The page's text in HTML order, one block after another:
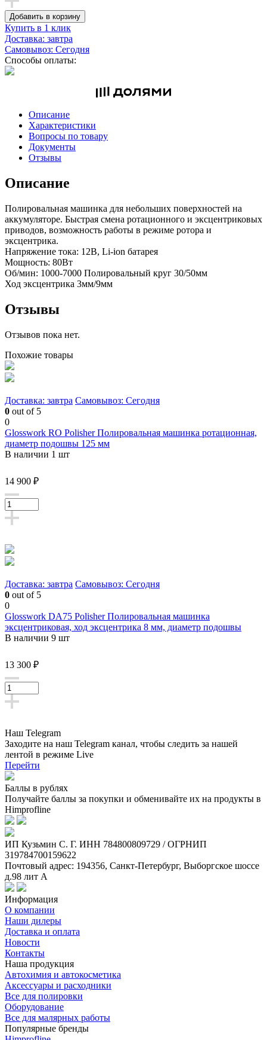
Добавить в корзину
Купить в 1 клик
Доставка: завтра
Самовывоз: Сегодня
Способы оплаты:
Описание
Характеристики
Вопросы по товару
Документы
Отзывы
Описание
Полировальная машинка для небольших поверхностей на
аккумуляторе. Быстрая смена ротационного и эксцентриковых
приводов, возможность работы в режиме ротора и
эксцентрика.
Напряжение тока: 12В, Li-ion батарея
Мощность: 80Вт
Об/мин: 1000-7000 Полировальный круг 30/50мм
Ход эксцентрика 3мм/9мм
Отзывы
Отзывов пока нет.
Похожие товары
Доставка: завтра Самовывоз: Сегодня
0 out of 5
0
Glosswork RO Polisher Полировальная машинка ротационная,
диаметр подошвы 125 мм
В наличии 1 шт
14 900 ₽
Доставка: завтра Самовывоз: Сегодня
0 out of 5
0
Glosswork DA75 Polisher Полировальная машинка
эксцентриковая, ход эксцентрика 8 мм, диаметр подошвы
В наличии 9 шт
13 300 ₽
Наш Telegram
Заходите на наш Telegram канал, чтобы следить за нашей
лентой в режиме Live
Перейти
Баллы в рублях
Получайте баллы за покупки и обменивайте их на продукты в
Himprofline
ИП Кузьмин C. Г. ИНН 784800809729 / ОГРНИП
319784700159622
Почтовый адрес: 194356, Санкт-Петербург, Выборгское шоссе
д.98 лит А
Информация
О компании
Наши дилеры
Доставка и оплата
Новости
Контакты
Наша продукция
Автохимия и автокосметика
Аксессуары и расходники
Все для полировки
Оборудование
Все для малярных работы
Популярные бренды